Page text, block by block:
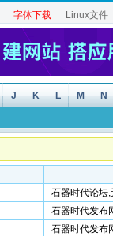
┆ 字体下载 ┆ Linux文件
J K L M N
石器时代论坛
石器时代发布
石器时代发布